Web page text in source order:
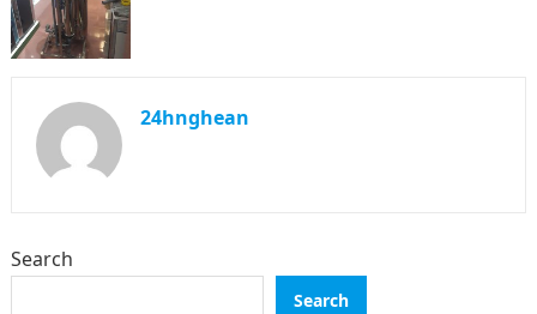
24hnghean
Search
Search